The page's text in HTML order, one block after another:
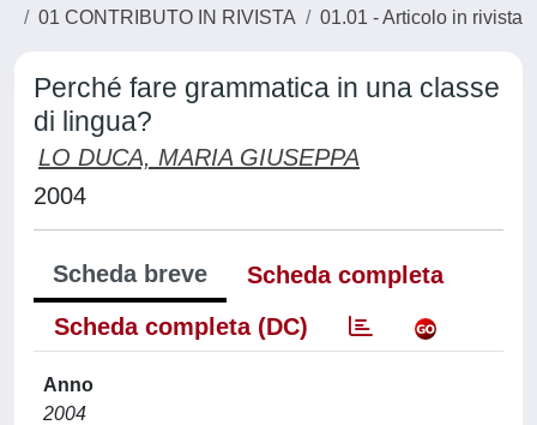
01 CONTRIBUTO IN RIVISTA
01.01 - Articolo in rivista
Perché fare grammatica in una classe
di lingua?
LO DUCA, MARIA GIUSEPPA
2004
Scheda breve
Scheda completa
Scheda completa (DC)
Anno
2004